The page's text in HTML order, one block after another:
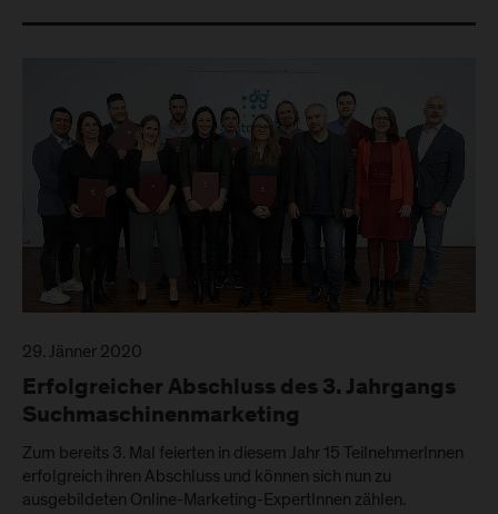
29. Jänner 2020
Erfolgreicher Abschluss des 3. Jahrgangs
Suchmaschinenmarketing
Zum bereits 3. Mal feierten in diesem Jahr 15 TeilnehmerInnen
erfolgreich ihren Abschluss und können sich nun zu
ausgebildeten Online-Marketing-ExpertInnen zählen.